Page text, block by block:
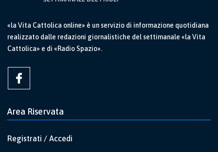
«la Vita Cattolica online» è un servizio di informazione quotidiana
realizzato dalle redazioni giornalistiche del settimanale «la Vita
Cattolica» e di «Radio Spazio».
Area Riservata
Registrati / Accedi